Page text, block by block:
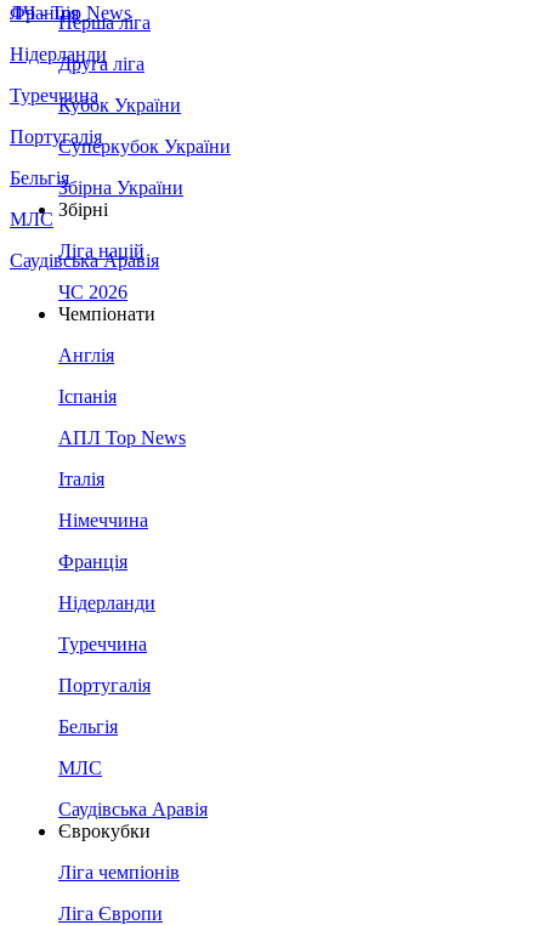
Франція
Нідерланди
Туреччина
Португалія
Бельгія
МЛС
Саудівська Аравія
ЛЧ - Top News
Перша ліга
Друга ліга
Кубок України
Суперкубок України
Збірна України
Збірні
Ліга націй
ЧС 2026
Чемпіонати
Англія
Іспанія
АПЛ Top News
Італія
Німеччина
Франція
Нідерланди
Туреччина
Португалія
Бельгія
МЛС
Саудівська Аравія
Єврокубки
Ліга чемпіонів
Ліга Європи